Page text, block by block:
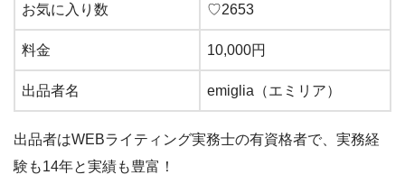
お気に入り数 ♡2653
料金 10,000円
出品者名 emiglia （エミリア）
出品者はWEBライティング実務士の有資格者で、実務経
験も14年と実績も豊富！